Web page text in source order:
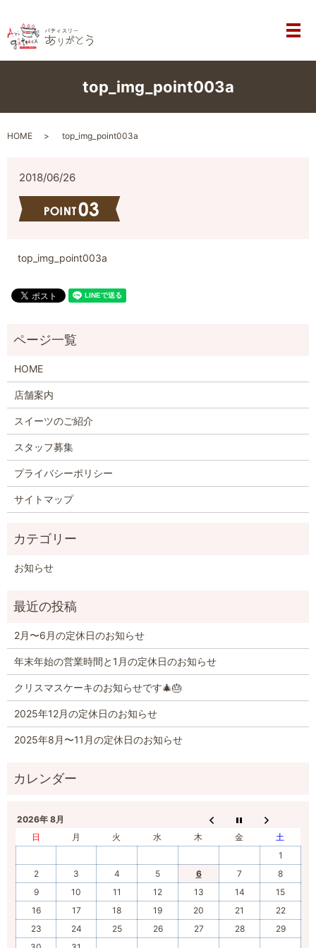
メ
top_img_point003a
HOME top_img_point003a
2018/06/26
top_img_point003a
HOME
店舗案内
スイーツのご紹介
スタッフ募集
プライバシーポリシー
サイトマップ
お知らせ
2月〜6月の定休日のお知らせ
年末年始の営業時間と1月の定休日のお知らせ
クリスマスケーキのお知らせです🎄🎂
2025年12月の定休日のお知らせ
2025年8月〜11月の定休日のお知らせ
2026年 8月
日
月 火 水 木 金
土
1
2
3 4 5 6 7
8
9
10 11 12 13 14
15
16
17 18 19 20 21
22
23
24 25 26 27 28
29